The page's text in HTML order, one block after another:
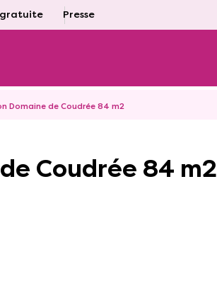
gratuite Presse
Domaine de Coudrée 84 m2
de Coudrée 84 m2